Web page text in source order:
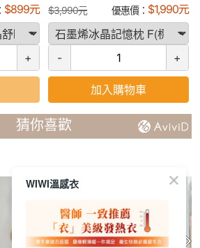
$899元
+
$3,990元 優惠價： $1,990元
- +
加入購物車
猜你喜歡
WIWI溫感衣